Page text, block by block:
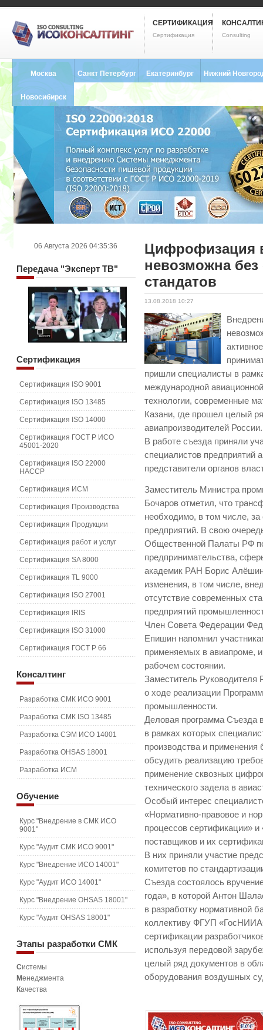
СЕРТИФИКАЦИЯ
Сертификация Consulting
Москва Санкт Петербург
8 (812) 748-2493
Екатеринбург
8 (343) 237-2593
Нижний
Новосибирск
8 (383) 227-8449
Цифрофизация
невозможна
стандатов
13.08.2018 10:27
пришли специалисты в
международной
технологии, современные
Казани, где прошел целый
авиапроизводителей России.
В работе съезда приняли
специалистов предприятий
представители органов
Заместитель Министра
Бочаров отметил, что
необходимо, в том числе,
предприятий. В свою
Общественной Палаты РФ
предпринимательства,
академик РАН Борис
изменения, в том числе,
отсутствие современных
предприятий
Член Совета Федерации
Епишин напомнил
применяемых в авиапроме,
рабочем состоянии.
Заместитель Руководителя
о ходе реализации
промышленности.
Деловая программа Съезда
в рамках которых
производства и
обсудить реализацию
применение сквозных
технического задела в
Особый интерес
«Нормативно-правовое и
процессов сертификации»
поставщиков и их
В них приняли участие
комитетов по
Съезда состоялось
года», в которой Антон
в разработку нормативной
коллективу ФГУП
сертификации
используя передовой
целый ряд документов в
оборудования воздушных
06 Августа 2026 04:35:36
Передача"Эксперт ТВ"
Сертификация
Сертификация ISO 9001
Сертификация ISO 13485
Сертификация ISO 14000
Сертификация ГОСТ Р ИСО
45001-2020
Сертификация ISO 22000
HACCP
Сертификация ИСМ
Сертификация Производства
Сертификация Продукции
Сертификация работ и услуг
Сертификация SA 8000
Сертификация TL 9000
Сертификация ISO 27001
Сертификация IRIS
Сертификация ISO 31000
Сертификация ГОСТ Р 66
Консалтинг
Разработка СМК ИСО 9001
Разработка СМК ISO 13485
Разработка СЭМ ИСО 14001
Разработка OHSAS 18001
Разработка ИСМ
Обучение
Курс "Внедрение в СМК ИСО
9001"
Курс "Аудит СМК ИСО 9001"
Курс "Внедрение ИСО 14001"
Курс "Аудит ИСО 14001"
Курс "Внедрение OHSAS 18001"
Курс "Аудит OHSAS 18001"
Этапы разработки СМК
Системы
Менеджмента
Качества